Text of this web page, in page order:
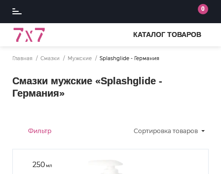
0
КАТАЛОГ ТОВАРОВ
Главная Смазки Мужские Splashglide - Германия
Смазки мужские «Splashglide -
Германия»
Фильтр Сортировка товаров
250мл